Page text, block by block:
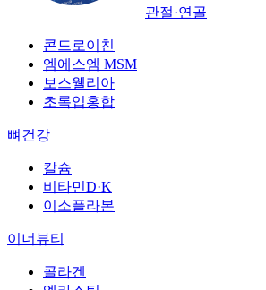
관절·연골
콘드로이친
엠에스엠 MSM
보스웰리아
초록입홍합
뼈건강
칼슘
비타민D·K
이소플라본
이너뷰티
콜라겐